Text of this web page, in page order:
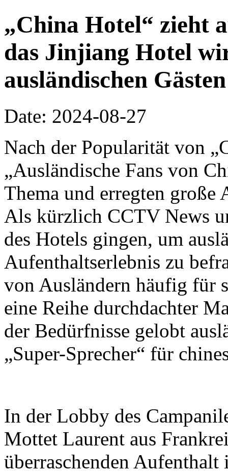
„China Hotel“ zieht
das Jinjiang Hotel
ausländischen
Date: 2024-08-27
Nach der Popularität von
„Ausländische Fans von
Thema und erregten
Als kürzlich CCTV News
des Hotels gingen, um
Aufenthaltserlebnis zu
von Ausländern häufig für
eine Reihe durchdachter
der Bedürfnisse gelobt
„Super-Sprecher“ für
In der Lobby des
Mottet Laurent aus
überraschenden